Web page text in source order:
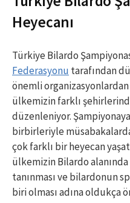
Heyecanı
Türkiye Bilardo
Federasyonu tarafından
önemli
ülkemizin farklı
düzenleniyor.
birbirleriyle müsabakalarda
çok farklı bir heyecan
ülkemizin Bilardo
tanınması ve bilardonun
biri olması adına oldukça